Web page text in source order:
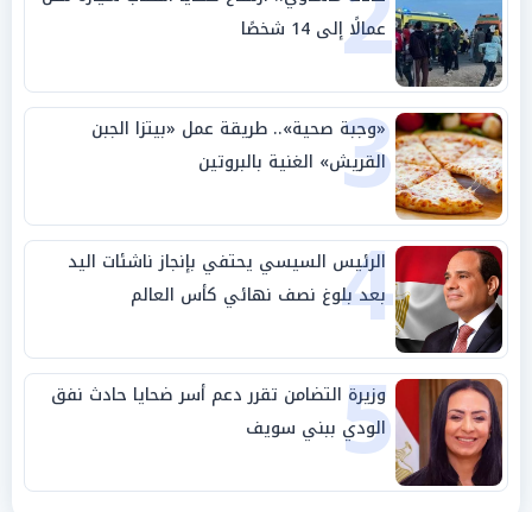
عمالًا إلى 14 شخصًا
3
«وجبة صحية».. طريقة عمل «بيتزا الجبن
القريش» الغنية بالبروتين
4
الرئيس السيسي يحتفي بإنجاز ناشئات اليد
بعد بلوغ نصف نهائي كأس العالم
5
وزيرة التضامن تقرر دعم أسر ضحايا حادث نفق
الودي ببني سويف